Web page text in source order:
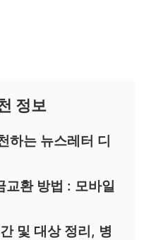
정보
하는 뉴스레터 디
교환 방법 : 모바일
및 대상 정리, 병